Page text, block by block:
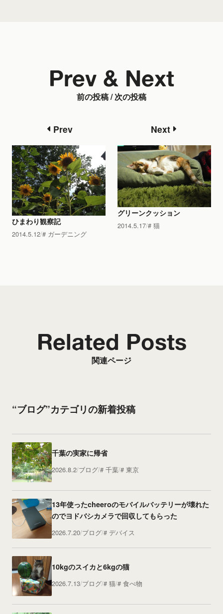
前の投稿 / 次の投稿
Prev & Next
Prev
ひまわり観察記
2014.5.12 ガーデニング
Next
グリーンクッション
2014.5.17 猫
関連ページ
Related Posts
“ブログ”カテゴリの新着投稿
千葉の実家に帰省
2026.8.2 ブログ 千葉 東京
13年使ったcheeroのモバイルバッテリーが壊れた
のでヨドバシカメラで回収してもらった
2026.7.20 ブログ デバイス
10kgのスイカと6kgの猫
2026.7.13 ブログ 猫 食べ物